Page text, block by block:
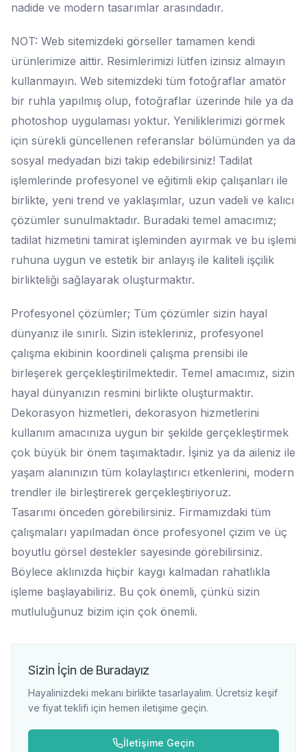
nadide ve modern tasarımlar arasındadır.
NOT: Web sitemizdeki görseller tamamen kendi
ürünlerimize aittir. Resimlerimizi lütfen izinsiz almayın
kullanmayın. Web sitemizdeki tüm fotoğraflar amatör
bir ruhla yapılmış olup, fotoğraflar üzerinde hile ya da
photoshop uygulaması yoktur. Yeniliklerimizi görmek
için sürekli güncellenen referanslar bölümünden ya da
sosyal medyadan bizi takip edebilirsiniz! Tadilat
işlemlerinde profesyonel ve eğitimli ekip çalışanları ile
birlikte, yeni trend ve yaklaşımlar, uzun vadeli ve kalıcı
çözümler sunulmaktadır. Buradaki temel amacımız;
tadilat hizmetini tamirat işleminden ayırmak ve bu işlemi
ruhuna uygun ve estetik bir anlayış ile kaliteli işçilik
birlikteliği sağlayarak oluşturmaktır.
Profesyonel çözümler; Tüm çözümler sizin hayal
dünyanız ile sınırlı. Sizin istekleriniz, profesyonel
çalışma ekibinin koordineli çalışma prensibi ile
birleşerek gerçekleştirilmektedir. Temel amacımız, sizin
hayal dünyanızın resmini birlikte oluşturmaktır.
Dekorasyon hizmetleri, dekorasyon hizmetlerini
kullanım amacınıza uygun bir şekilde gerçekleştirmek
çok büyük bir önem taşımaktadır. İşiniz ya da aileniz ile
yaşam alanınızın tüm kolaylaştırıcı etkenlerini, modern
trendler ile birleştirerek gerçekleştiriyoruz.
Tasarımı önceden görebilirsiniz. Firmamızdaki tüm
çalışmaları yapılmadan önce profesyonel çizim ve üç
boyutlu görsel destekler sayesinde görebilirsiniz.
Böylece aklınızda hiçbir kaygı kalmadan rahatlıkla
işleme başlayabiliriz. Bu çok önemli, çünkü sizin
mutluluğunuz bizim için çok önemli.
Sizin İçin de Buradayız
Hayalinizdeki mekanı birlikte tasarlayalım. Ücretsiz keşif
ve fiyat teklifi için hemen iletişime geçin.
İletişime Geçin